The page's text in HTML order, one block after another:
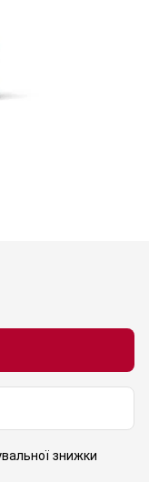
знижки